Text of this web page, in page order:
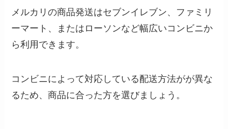
メルカリの商品発送はセブンイレブン、ファミリ
ーマート、またはローソンなど幅広いコンビニか
ら利用できます。
コンビニによって対応している配送方法がが異な
るため、商品に合った方を選びましょう。